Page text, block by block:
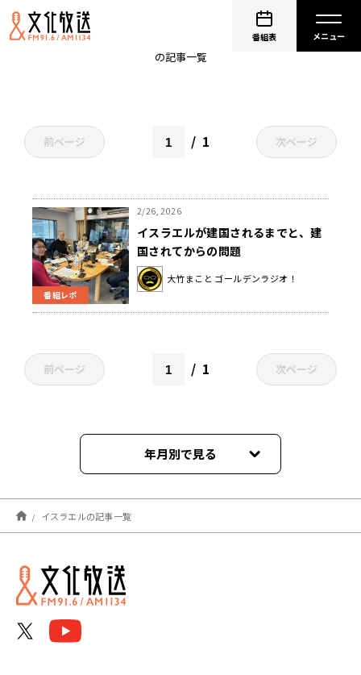
番組表
の記事一覧
前ページ 1 次ページ
番組レポ
2/26, 2026
イスラエルが建国されるまでと、建
国されてからの問題
大竹まこと ゴールデンラジオ！
前ページ 1 次ページ
年月別で見る
2026年07月
2026年04月
2026年03月
イスラエルの記事一覧